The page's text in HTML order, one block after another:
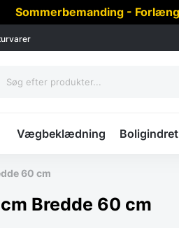
Sommerbemanding -
Vægbeklædning
60 cm
Bredde 60 cm